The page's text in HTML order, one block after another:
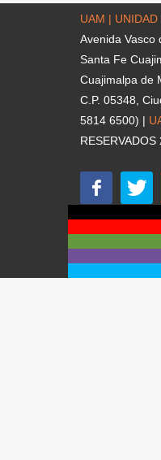
UAM |
Avenida Vasco
Santa Fe
Cuajimalpa de
C.P. 05348,
5814 6500) |
RESERVADOS